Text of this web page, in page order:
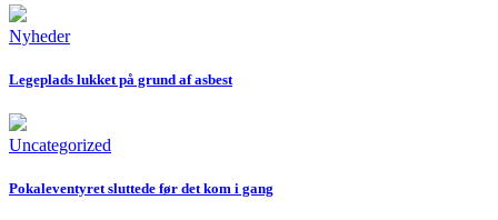
Nyheder
Legeplads lukket på grund af asbest
Uncategorized
Pokaleventyret sluttede før det kom i gang